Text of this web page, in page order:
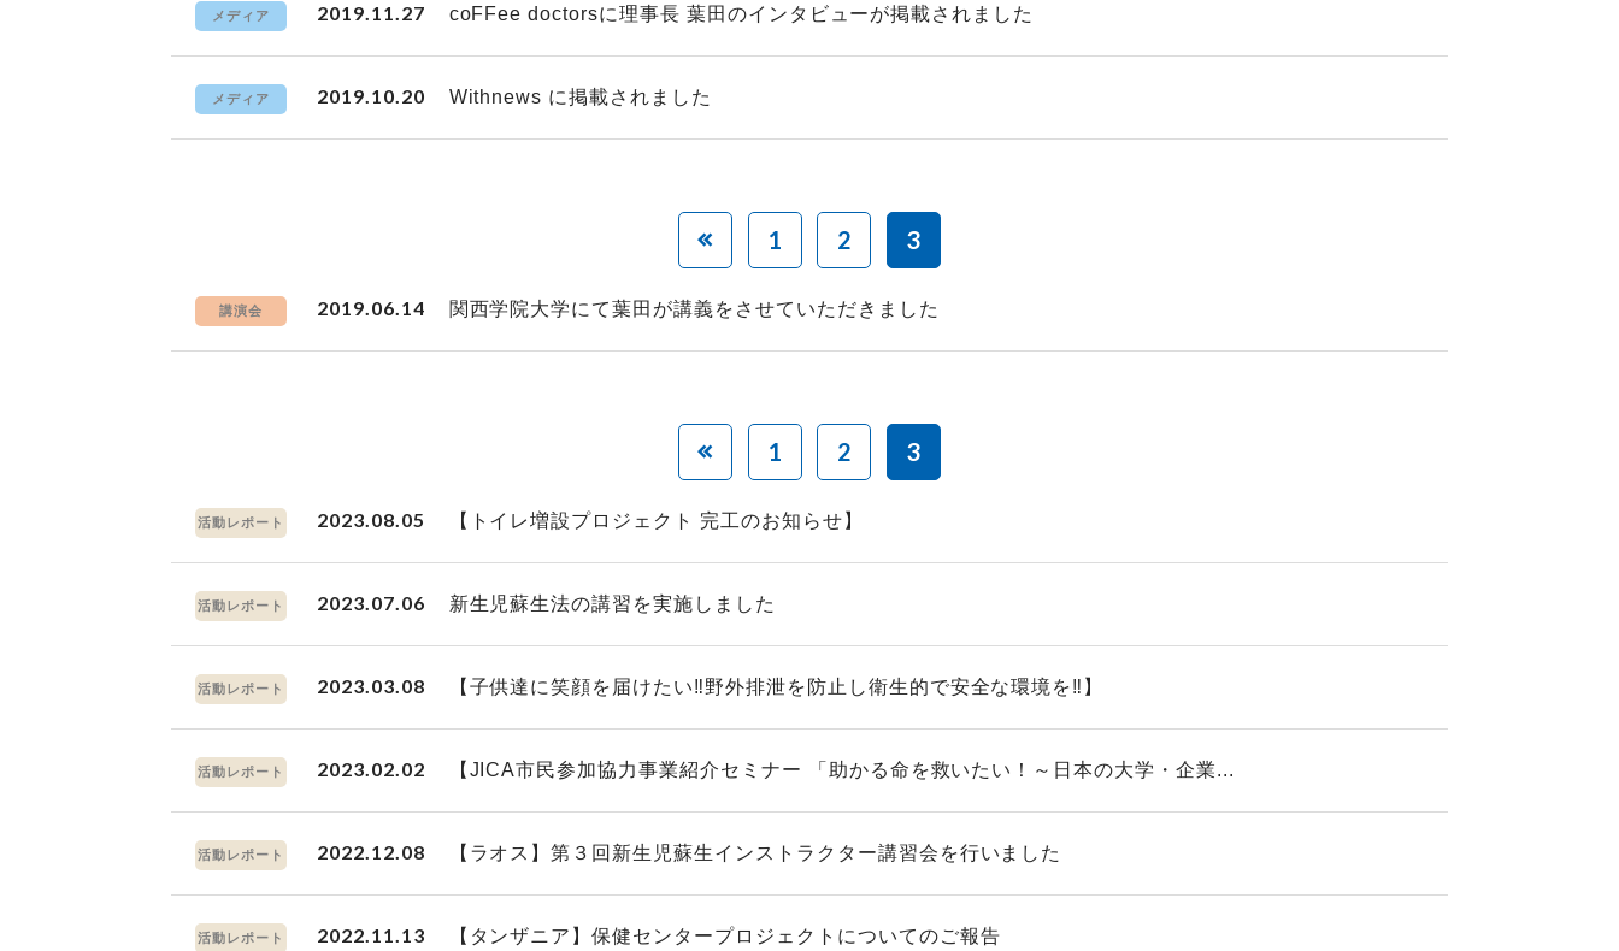
メディア 2019.11.27 coFFee doctorsに理事長 葉田のインタビューが掲載されました
メディア 2019.10.20 Withnews に掲載されました
1 2 3
講演会 2019.06.14 関西学院大学にて葉田が講義をさせていただきました
1 2 3
活動レポート 2023.08.05 【トイレ増設プロジェクト 完工のお知らせ】
活動レポート 2023.07.06 新生児蘇生法の講習を実施しました
活動レポート 2023.03.08 【子供達に笑顔を届けたい‼️野外排泄を防止し衛生的で安全な環境を‼️】
活動レポート 2023.02.02 【JICA市民参加協力事業紹介セミナー 「助かる命を救いたい！～日本の大学・企業...
活動レポート 2022.12.08 【ラオス】第３回新生児蘇生インストラクター講習会を行いました
活動レポート 2022.11.13 【タンザニア】保健センタープロジェクトについてのご報告